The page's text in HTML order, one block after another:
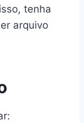
tenha
arquivo